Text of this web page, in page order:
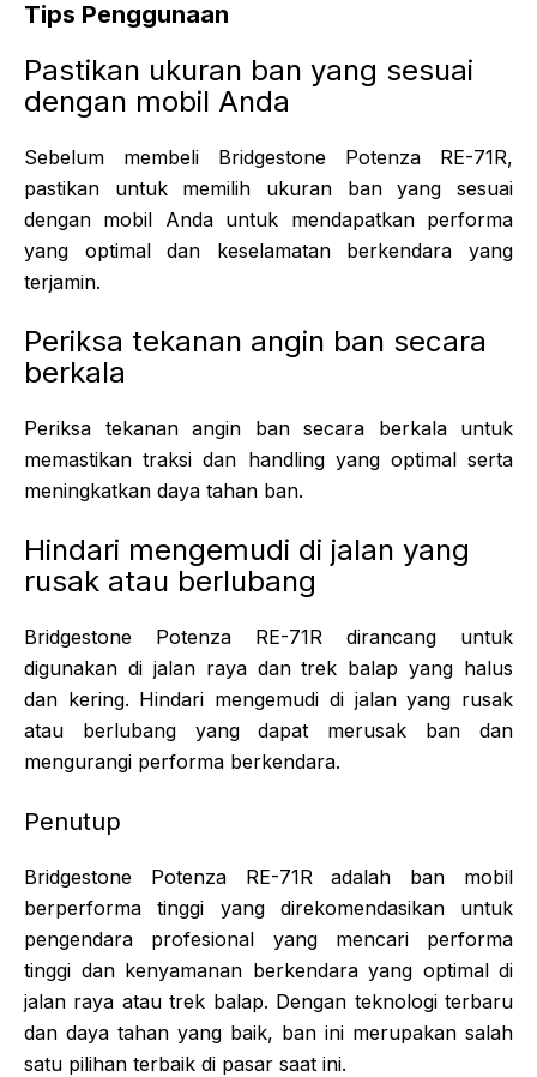
Tips Penggunaan
Pastikan ukuran ban yang sesuai
dengan mobil Anda
Sebelum membeli Bridgestone Potenza RE-71R,
pastikan untuk memilih ukuran ban yang sesuai
dengan mobil Anda untuk mendapatkan performa
yang optimal dan keselamatan berkendara yang
terjamin.
Periksa tekanan angin ban secara
berkala
Periksa tekanan angin ban secara berkala untuk
memastikan traksi dan handling yang optimal serta
meningkatkan daya tahan ban.
Hindari mengemudi di jalan yang
rusak atau berlubang
Bridgestone Potenza RE-71R dirancang untuk
digunakan di jalan raya dan trek balap yang halus
dan kering. Hindari mengemudi di jalan yang rusak
atau berlubang yang dapat merusak ban dan
mengurangi performa berkendara.
Penutup
Bridgestone Potenza RE-71R adalah ban mobil
berperforma tinggi yang direkomendasikan untuk
pengendara profesional yang mencari performa
tinggi dan kenyamanan berkendara yang optimal di
jalan raya atau trek balap. Dengan teknologi terbaru
dan daya tahan yang baik, ban ini merupakan salah
satu pilihan terbaik di pasar saat ini.